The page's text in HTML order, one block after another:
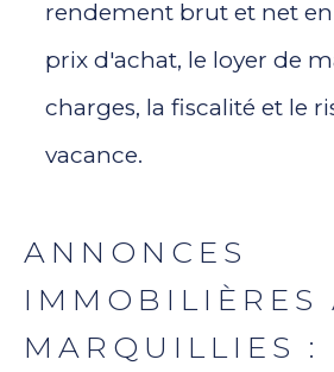
rendement brut et net
prix d'achat, le loyer de
charges, la fiscalité et le
vacance.
ANNONCES
IMMOBILIÈRES
MARQUILLIES :